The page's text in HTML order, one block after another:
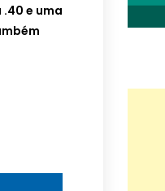
e uma